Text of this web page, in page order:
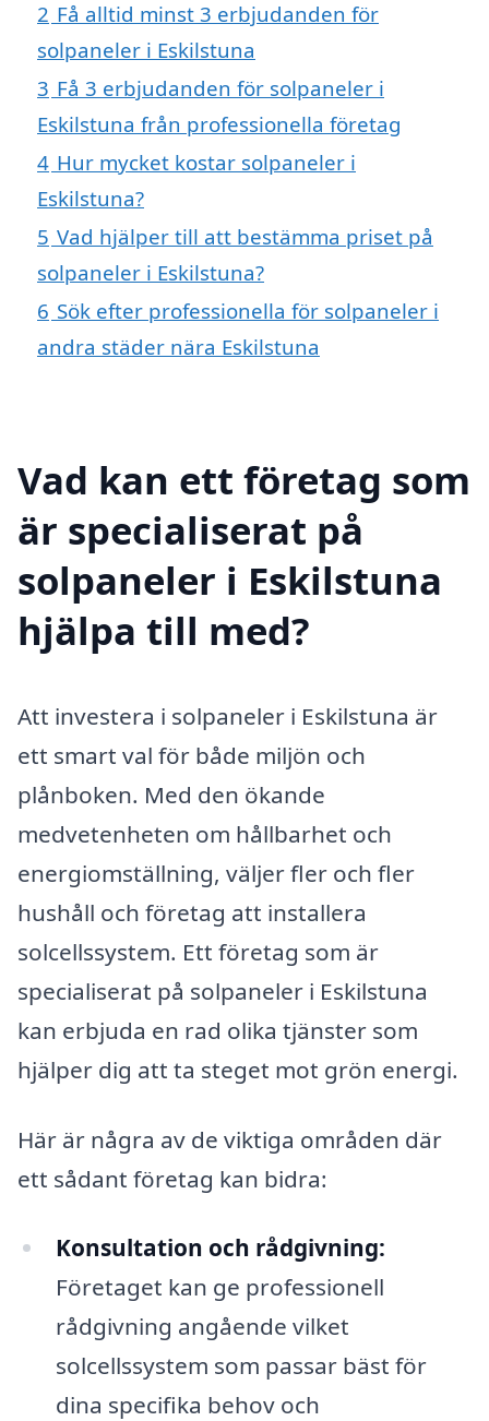
2 Få alltid minst 3 erbjudanden för
solpaneler i Eskilstuna
3 Få 3 erbjudanden för solpaneler i
Eskilstuna från professionella företag
4 Hur mycket kostar solpaneler i
Eskilstuna?
5 Vad hjälper till att bestämma priset på
solpaneler i Eskilstuna?
6 Sök efter professionella för solpaneler i
andra städer nära Eskilstuna
Vad kan ett företag som
är specialiserat på
solpaneler i Eskilstuna
hjälpa till med?
Att investera i solpaneler i Eskilstuna är
ett smart val för både miljön och
plånboken. Med den ökande
medvetenheten om hållbarhet och
energiomställning, väljer fler och fler
hushåll och företag att installera
solcellssystem. Ett företag som är
specialiserat på solpaneler i Eskilstuna
kan erbjuda en rad olika tjänster som
hjälper dig att ta steget mot grön energi.
Här är några av de viktiga områden där
ett sådant företag kan bidra:
Konsultation och rådgivning:
Företaget kan ge professionell
rådgivning angående vilket
solcellssystem som passar bäst för
dina specifika behov och